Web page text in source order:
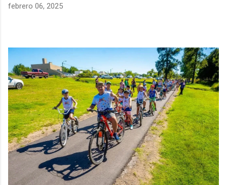
febrero 06, 2025